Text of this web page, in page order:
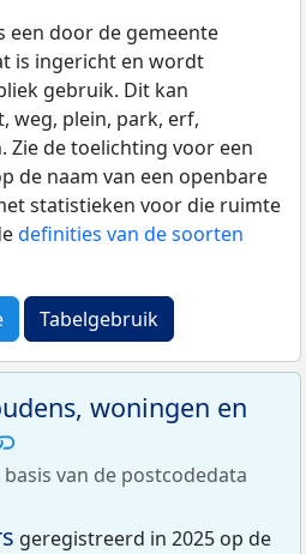
een door de gemeente
is ingericht en wordt
gebruik. Dit kan
weg, plein, park, erf,
Zie de toelichting voor een
de naam van een openbare
statistieken voor die ruimte
definities van de soorten
Tabelgebruik
woningen en
van de postcodedata
geregistreerd in 2025 op de